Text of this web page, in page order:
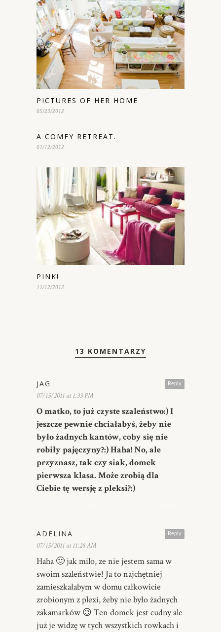
PICTURES OF HER HOME
05/23/2012
A COMFY RETREAT.
01/12/2012
PINK!
11/12/2012
13 KOMENTARZY
Reply
JAG
07/15/2011 at 1:33 PM
O matko, to już czyste szaleństwo:) I
jeszcze pewnie chciałabyś, żeby nie
było żadnych kantów, coby się nie
robiły pajęczyny?:) Haha! No, ale
przyznasz, tak czy siak, domek
pierwsza klasa. Może zrobią dla
Ciebie tę wersję z pleksi?:)
Reply
ADELINA
07/15/2011 at 11:28 AM
Haha 🙂 jak milo, ze nie jestem sama w
swoim szaleństwie! Ja to najchętniej
zamieszkałabym w domu całkowicie
zrobionym z plexi, żeby nie było żadnych
zakamarków 😉 Ten domek jest cudny ale
już je widzę w tych wszystkich rowkach i